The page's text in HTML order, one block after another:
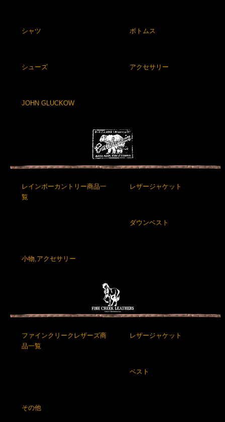
シャツ ボトムス
シューズ アクセサリー
JOHN GLUCKOW
レインボーカントリー商品一
覧
レザージャケット
ダウンベスト
小物,アクセサリー
ファインクリークレザーズ商
品一覧
レザージャケット
ベスト
その他